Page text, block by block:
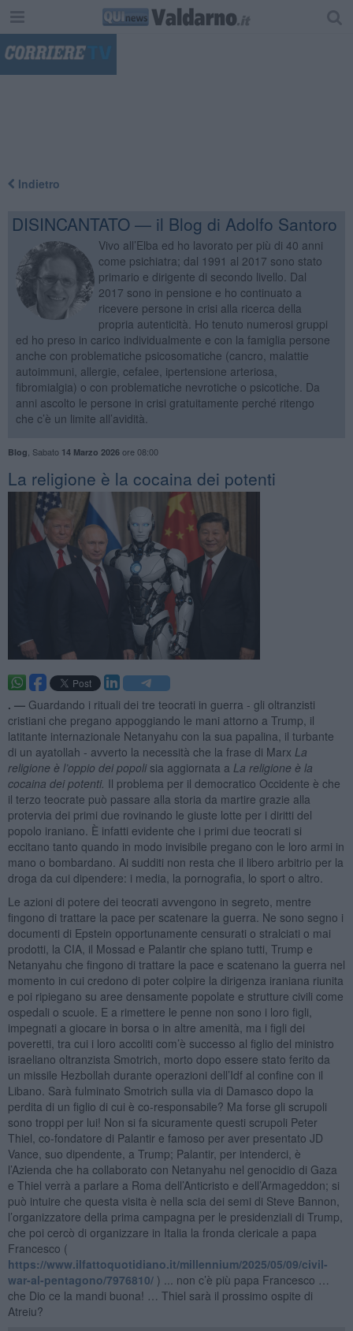
Indietro
DISINCANTATO — il Blog di Adolfo Santoro
Vivo all’Elba ed ho lavorato per più di 40 anni
come psichiatra; dal 1991 al 2017 sono stato
primario e dirigente di secondo livello. Dal
2017 sono in pensione e ho continuato a
ricevere persone in crisi alla ricerca della
propria autenticità. Ho tenuto numerosi gruppi
ed ho preso in carico individualmente e con la famiglia persone
anche con problematiche psicosomatiche (cancro, malattie
autoimmuni, allergie, cefalee, ipertensione arteriosa,
fibromialgia) o con problematiche nevrotiche o psicotiche. Da
anni ascolto le persone in crisi gratuitamente perché ritengo
che c’è un limite all’avidità.
Blog Sabato 14 Marzo 2026ore 08:00
La religione è la cocaina dei potenti
. — Guardando i rituali dei tre teocrati in guerra - gli oltranzisti
cristiani che pregano appoggiando le mani attorno a Trump, il
latitante internazionale Netanyahu con la sua papalina, il turbante
di un ayatollah - avverto la necessità che la frase di Marx La
religione è l’oppio dei popolisia aggiornata a La religione è la
cocaina dei potenti. Il problema per il democratico Occidente è che
il terzo teocrate può passare alla storia da martire grazie alla
protervia dei primi due rovinando le giuste lotte per i diritti del
popolo iraniano. È infatti evidente che i primi due teocrati si
eccitano tanto quando in modo invisibile pregano con le loro armi in
mano o bombardano. Ai sudditi non resta che il libero arbitrio per la
droga da cui dipendere: i media, la pornografia, lo sport o altro.
Le azioni di potere dei teocrati avvengono in segreto, mentre
fingono di trattare la pace per scatenare la guerra. Ne sono segno i
documenti di Epstein opportunamente censurati o stralciati o mai
prodotti, la CIA, il Mossad e Palantir che spiano tutti, Trump e
Netanyahu che fingono di trattare la pace e scatenano la guerra nel
momento in cui credono di poter colpire la dirigenza iraniana riunita
e poi ripiegano su aree densamente popolate e strutture civili come
ospedali o scuole. E a rimettere le penne non sono i loro figli,
impegnati a giocare in borsa o in altre amenità, ma i figli dei
poveretti, tra cui i loro accoliti com’è successo al figlio del ministro
israeliano oltranzista Smotrich, morto dopo essere stato ferito da
un missile Hezbollah durante operazioni dell’Idf al confine con il
Libano. Sarà fulminato Smotrich sulla via di Damasco dopo la
perdita di un figlio di cui è co-responsabile? Ma forse gli scrupoli
sono troppi per lui! Non si fa sicuramente questi scrupoli Peter
Thiel, co-fondatore di Palantir e famoso per aver presentato JD
Vance, suo dipendente, a Trump; Palantir, per intenderci, è
l’Azienda che ha collaborato con Netanyahu nel genocidio di Gaza
e Thiel verrà a parlare a Roma dell’Anticristo e dell’Armageddon; si
può intuire che questa visita è nella scia dei semi di Steve Bannon,
l’organizzatore della prima campagna per le presidenziali di Trump,
che poi cercò di organizzare in Italia la fronda clericale a papa
Francesco (
https://www.ilfattoquotidiano.it/millennium/2025/05/09/civil-
war-al-pentagono/7976810/) ... non c’è più papa Francesco …
che Dio ce la mandi buona! … Thiel sarà il prossimo ospite di
Atreiu?